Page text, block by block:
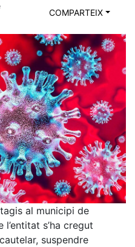
COMPARTEIX
al municipi de
s’ha cregut
suspendre